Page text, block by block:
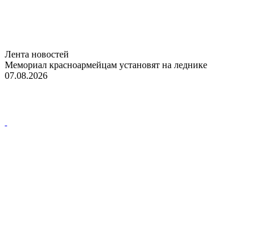
Лента новостей
Мемориал красноармейцам установят на леднике
07.08.2026